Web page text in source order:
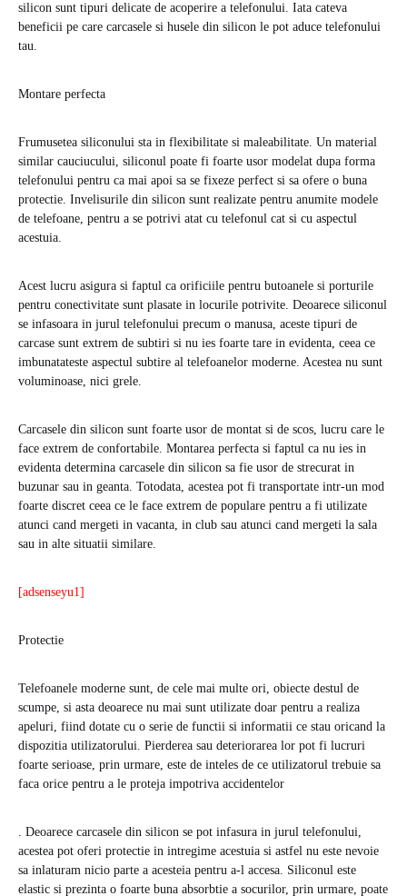
silicon sunt tipuri delicate de acoperire a telefonului. Iata cateva
beneficii pe care carcasele si husele din silicon le pot aduce telefonului
tau.
Montare perfecta
Frumusetea siliconului sta in flexibilitate si maleabilitate. Un material
similar cauciucului, siliconul poate fi foarte usor modelat dupa forma
telefonului pentru ca mai apoi sa se fixeze perfect si sa ofere o buna
protectie. Invelisurile din silicon sunt realizate pentru anumite modele
de telefoane, pentru a se potrivi atat cu telefonul cat si cu aspectul
acestuia.
Acest lucru asigura si faptul ca orificiile pentru butoanele si porturile
pentru conectivitate sunt plasate in locurile potrivite. Deoarece siliconul
se infasoara in jurul telefonului precum o manusa, aceste tipuri de
carcase sunt extrem de subtiri si nu ies foarte tare in evidenta, ceea ce
imbunatateste aspectul subtire al telefoanelor moderne. Acestea nu sunt
voluminoase, nici grele.
Carcasele din silicon sunt foarte usor de montat si de scos, lucru care le
face extrem de confortabile. Montarea perfecta si faptul ca nu ies in
evidenta determina carcasele din silicon sa fie usor de strecurat in
buzunar sau in geanta. Totodata, acestea pot fi transportate intr-un mod
foarte discret ceea ce le face extrem de populare pentru a fi utilizate
atunci cand mergeti in vacanta, in club sau atunci cand mergeti la sala
sau in alte situatii similare.
[adsenseyu1]
Protectie
Telefoanele moderne sunt, de cele mai multe ori, obiecte destul de
scumpe, si asta deoarece nu mai sunt utilizate doar pentru a realiza
apeluri, fiind dotate cu o serie de functii si informatii ce stau oricand la
dispozitia utilizatorului. Pierderea sau deteriorarea lor pot fi lucruri
foarte serioase, prin urmare, este de inteles de ce utilizatorul trebuie sa
faca orice pentru a le proteja impotriva accidentelor
. Deoarece carcasele din silicon se pot infasura in jurul telefonului,
acestea pot oferi protectie in intregime acestuia si astfel nu este nevoie
sa inlaturam nicio parte a acesteia pentru a-l accesa. Siliconul este
elastic si prezinta o foarte buna absorbtie a socurilor, prin urmare, poate